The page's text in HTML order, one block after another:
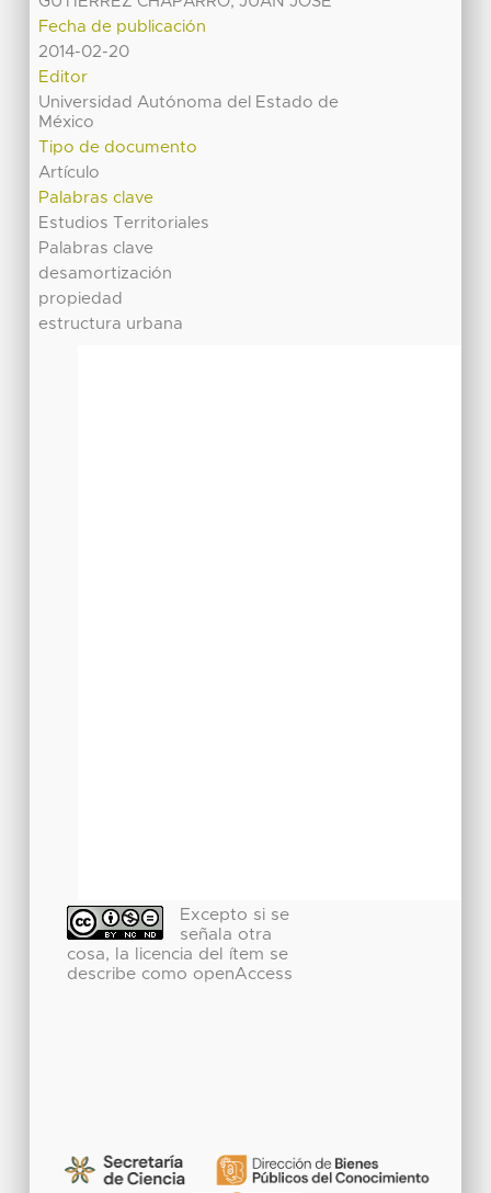
Fecha de publicación
2014-02-20
Editor
Universidad Autónoma del Estado de
México
Tipo de documento
Artículo
Palabras clave
Estudios Territoriales
Palabras clave
desamortización
propiedad
estructura urbana
Excepto si se
señala otra
cosa, la licencia del ítem se
describe como openAccess